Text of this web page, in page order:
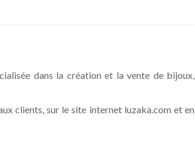
dans la création et la vente de bijoux,
clients, sur le site internet luzaka.com et en